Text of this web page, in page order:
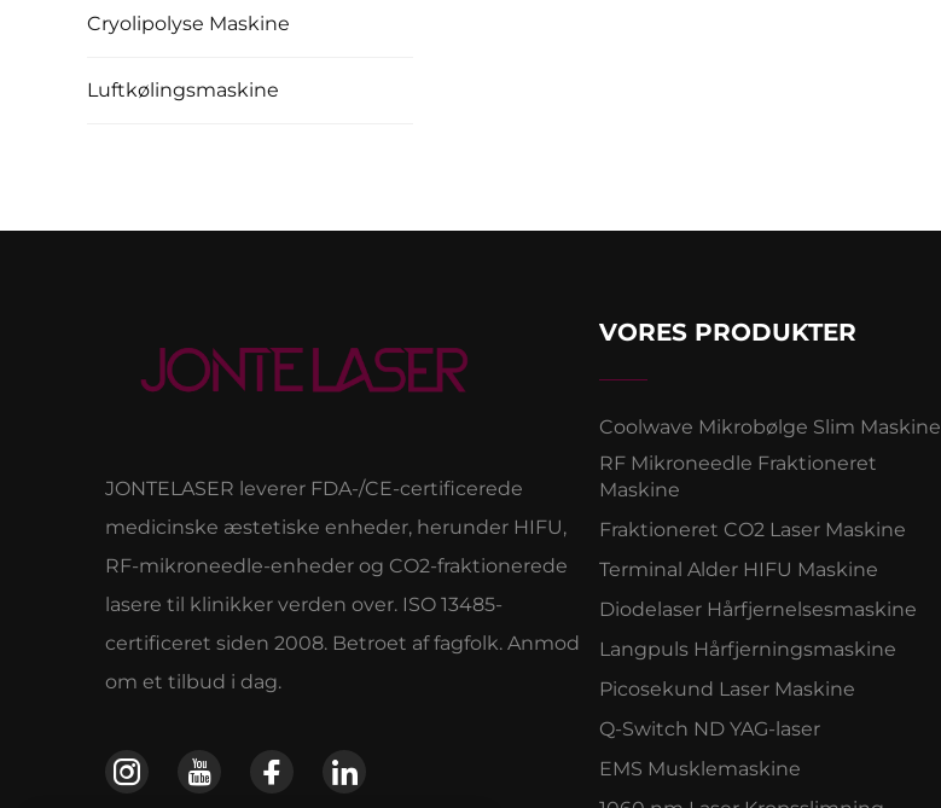
Cryolipolyse Maskine
Luftkølingsmaskine
JONTELASER leverer FDA-/CE-certificerede
medicinske æstetiske enheder, herunder HIFU,
RF-mikroneedle-enheder og CO2-fraktionerede
lasere til klinikker verden over. ISO 13485-
certificeret siden 2008. Betroet af fagfolk. Anmod
om et tilbud i dag.
VORES PRODUKTER
Coolwave Mikrobølge Slim Maskine
RF Mikroneedle Fraktioneret
Maskine
Fraktioneret CO2 Laser Maskine
Terminal Alder HIFU Maskine
Diodelaser Hårfjernelsesmaskine
Langpuls Hårfjerningsmaskine
Picosekund Laser Maskine
Q-Switch ND YAG-laser
EMS Musklemaskine